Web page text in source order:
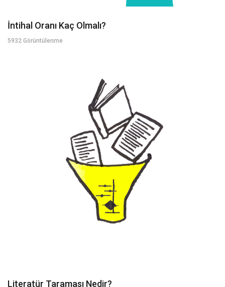
İntihal Oranı Kaç Olmalı?
5932 Görüntülenme
Literatür Taraması Nedir?